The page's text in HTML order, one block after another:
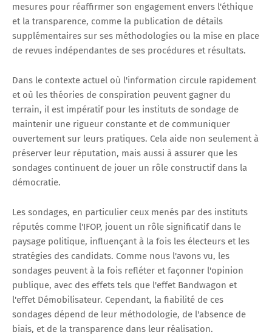
mesures pour réaffirmer son engagement envers l'éthique
et la transparence, comme la publication de détails
supplémentaires sur ses méthodologies ou la mise en place
de revues indépendantes de ses procédures et résultats.
Dans le contexte actuel où l'information circule rapidement
et où les théories de conspiration peuvent gagner du
terrain, il est impératif pour les instituts de sondage de
maintenir une rigueur constante et de communiquer
ouvertement sur leurs pratiques. Cela aide non seulement à
préserver leur réputation, mais aussi à assurer que les
sondages continuent de jouer un rôle constructif dans la
démocratie.
Les sondages, en particulier ceux menés par des instituts
réputés comme l'IFOP, jouent un rôle significatif dans le
paysage politique, influençant à la fois les électeurs et les
stratégies des candidats. Comme nous l'avons vu, les
sondages peuvent à la fois refléter et façonner l'opinion
publique, avec des effets tels que l'effet Bandwagon et
l'effet Démobilisateur. Cependant, la fiabilité de ces
sondages dépend de leur méthodologie, de l'absence de
biais, et de la transparence dans leur réalisation.